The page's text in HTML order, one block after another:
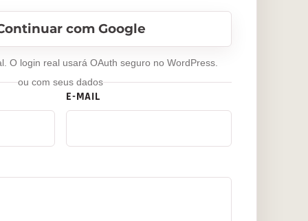
com Google
O login real usará OAuth seguro no WordPress.
ou com seus dados
E-MAIL